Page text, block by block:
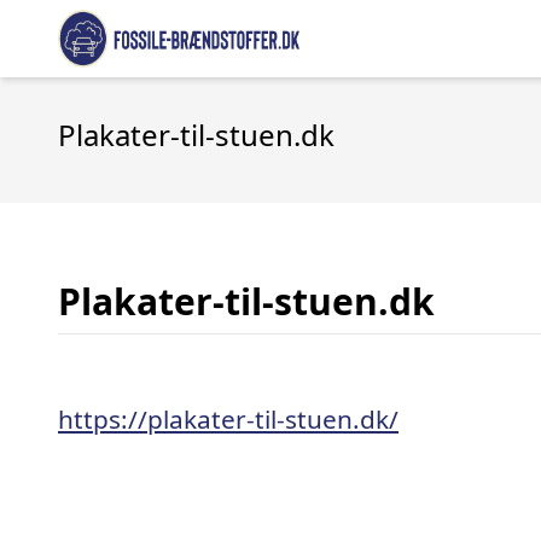
Plakater-til-stuen.dk
Plakater-til-stuen.dk
https://plakater-til-stuen.dk/